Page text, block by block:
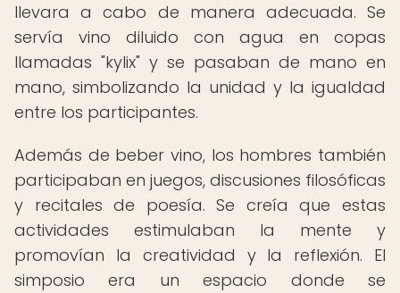
llevara a cabo de manera adecuada. Se
servía vino diluido con agua en copas
llamadas "kylix" y se pasaban de mano en
mano, simbolizando la unidad y la igualdad
entre los participantes.
Además de beber vino, los hombres también
participaban en juegos, discusiones filosóficas
y recitales de poesía. Se creía que estas
actividades estimulaban la mente y
promovían la creatividad y la reflexión. El
simposio era un espacio donde se